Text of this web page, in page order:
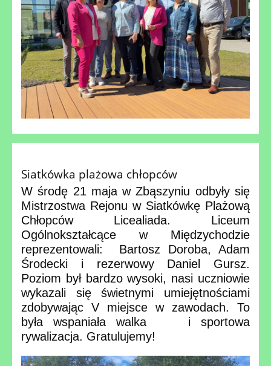
Siatkówka plażowa chłopców
W środę 21 maja w Zbąszyniu odbyły się
Mistrzostwa Rejonu w Siatkówkę Plażową
Chłopców Licealiada. Liceum
Ogólnokształcące w Międzychodzie
reprezentowali: Bartosz Doroba, Adam
Środecki i rezerwowy Daniel Gursz.
Poziom był bardzo wysoki, nasi uczniowie
wykazali się świetnymi umiejętnościami
zdobywając V miejsce w zawodach. To
była wspaniała walka i sportowa
rywalizacja. Gratulujemy!